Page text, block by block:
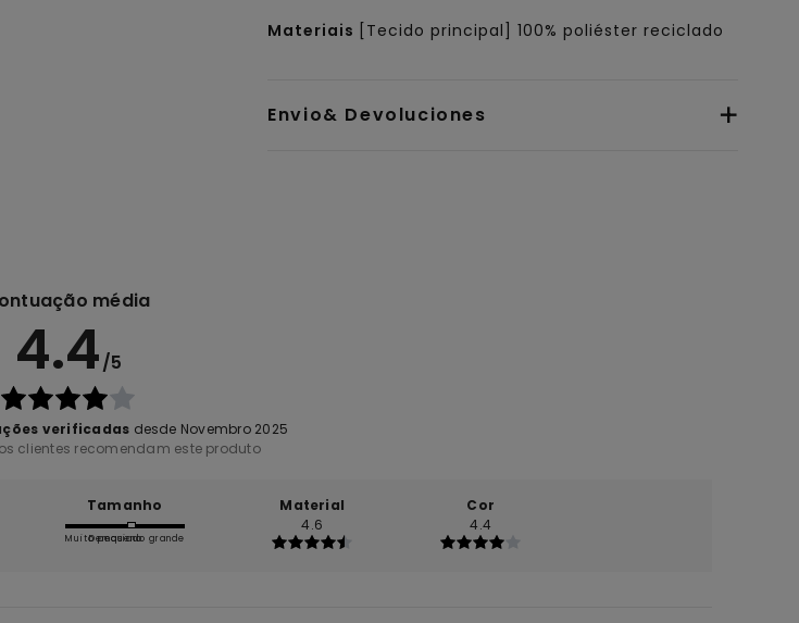
Materiais [Tecido principal] 100% poliéster reciclado
Envio& Devoluciones
média
4.4/5
verificadas desde Novembro 2025
clientes recomendam este produto
Tamanho
Muito pequeno
Demasiado grande
Material
4.6
Cor
4.4